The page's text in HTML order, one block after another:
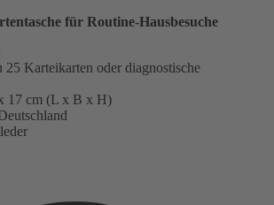
für Routine-Hausbesuche
25 Karteikarten oder diagnostische
17 cm (L x B x H)